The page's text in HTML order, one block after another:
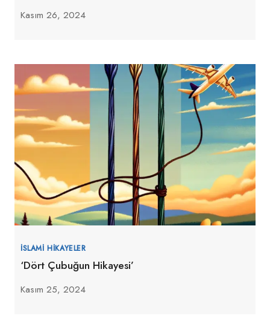
Kasım 26, 2024
İSLAMI HIKAYELER
‘Dört Çubuğun Hikayesi’
Kasım 25, 2024